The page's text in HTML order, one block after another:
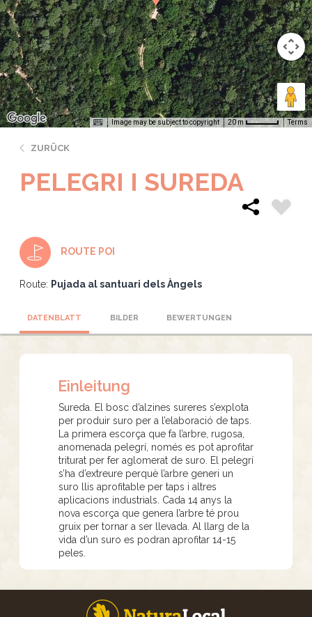
Image may be subject to copyright 20 m Terms
ZURÜCK
PELEGRI I SUREDA
ROUTE POI
Route: Pujada al santuari dels Àngels
DATENBLATT BILDER BEWERTUNGEN
Einleitung
Sureda. El bosc d’alzines sureres s’explota
per produir suro per a l’elaboració de taps.
La primera escorça que fa l’arbre, rugosa,
anomenada pelegrí, només es pot aprofitar
triturat per fer aglomerat de suro. El pelegrí
s’ha d’extreure perquè l’arbre generi un
suro llis aprofitable per taps i altres
aplicacions industrials. Cada 14 anys la
nova escorça que genera l’arbre té prou
gruix per tornar a ser llevada. Al llarg de la
vida d’un suro es podran aprofitar 14-15
peles.